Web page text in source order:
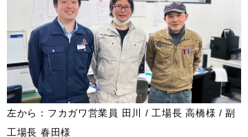
左から：フカガワ営業員 田川 / 工場長 高橋様 / 副
工場長 春田様